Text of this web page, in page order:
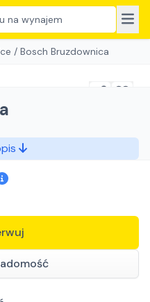
na wynajem
/ Bosch Bruzdownica